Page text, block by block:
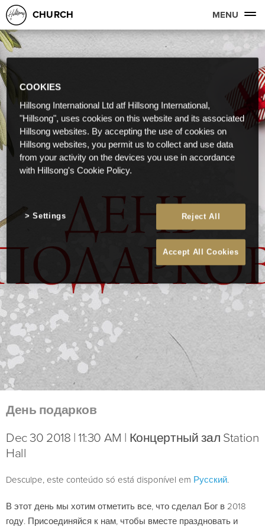
CHURCH MENU
День подарков
Dec 30 2018 | 11:30 AM | Концертный зал Station
Hall
Desculpe, este conteúdo só está disponível em Русский.
В этот день мы хотим отметить все, что сделал Бог в 2018
году. Присоединяйся к нам, чтобы вместе праздновать и
COOKIES
Hillsong International Ltd atf Hillsong International,
"Hillsong", uses cookies on this website and its associated
Hillsong websites. By accepting the use of cookies on
Hillsong websites, you permit us to collect and use data
from your activity on the devices you use in accordance
with Hillsong's Cookie Policy.
Reject All
Accept All Cookies
Settings